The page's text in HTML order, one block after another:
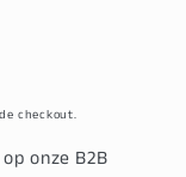
checkout.
onze B2B